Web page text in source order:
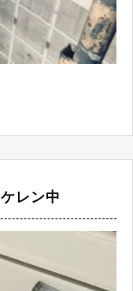
レン中